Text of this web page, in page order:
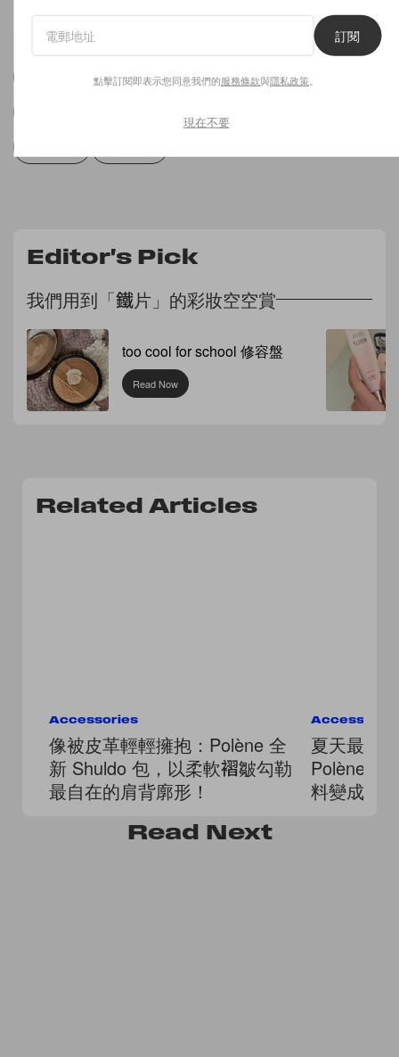
HANDBAGS HANDBAG 手袋
Editor's Pick
我們用到「鐵片」的彩妝空空賞
too cool for school 修容盤
Read Now
Related Articles
Accessories
像被皮革輕輕擁抱：Polène 全
新 Shuldo 包，以柔軟褶皺勾勒
最自在的肩背廓形！
夏天最輕
Polène
料變成
Read Next
訂閱
點擊訂閱即表示您同意我們的服務條款與隱私政策
現在不要